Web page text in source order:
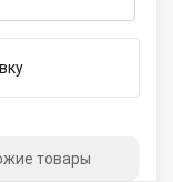
товары